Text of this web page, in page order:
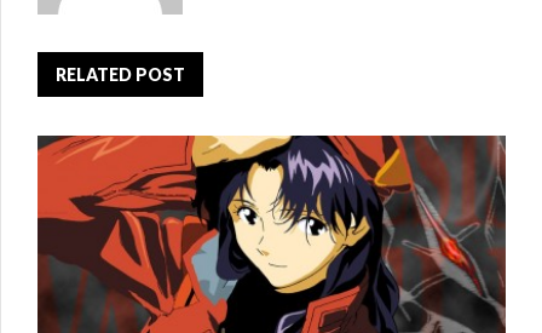
RELATED POST